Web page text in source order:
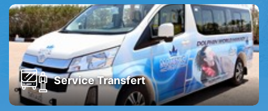
Service Transfert